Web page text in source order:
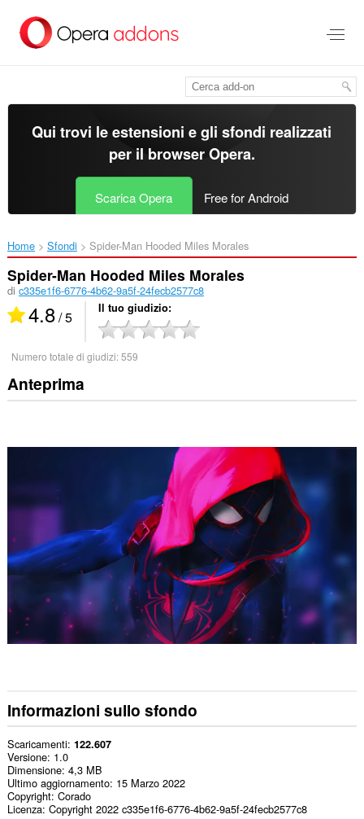
contenuto
Qui trovi le estensioni e gli sfondi realizzati
per il browser Opera.
Scarica Opera Free for Android
Home Sfondi Spider-Man Hooded Miles Morales‎
Spider-Man Hooded Miles Morales
di c335e1f6-6776-4b62-9a5f-24fecb2577c8
4.8/ 5 Il tuo giudizio
Numero totale di giudizi:559
Anteprima
Informazioni sullo sfondo
Scaricamenti 122.607
Versione 1.0
Dimensione 4,3 MB
Ultimo aggiornamento 15 Marzo 2022
Copyright Corado
Licenza Copyright 2022 c335e1f6-6776-4b62-9a5f-24fecb2577c8